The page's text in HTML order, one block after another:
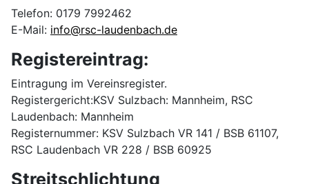
Telefon: 0179 7992462
E-Mail: info@rsc-laudenbach.de
Registereintrag:
Eintragung im Vereinsregister.
Registergericht:KSV Sulzbach: Mannheim, RSC
Laudenbach: Mannheim
Registernummer: KSV Sulzbach VR 141 / BSB 61107,
RSC Laudenbach VR 228 / BSB 60925
Streitschlichtung